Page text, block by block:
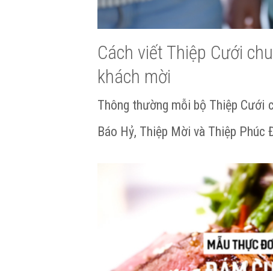
Cách viết Thiệp Cưới
khách mời
Thông thường mỗi bộ Thiệp Cưới
Báo Hỷ, Thiệp Mời và Thiệp Phúc